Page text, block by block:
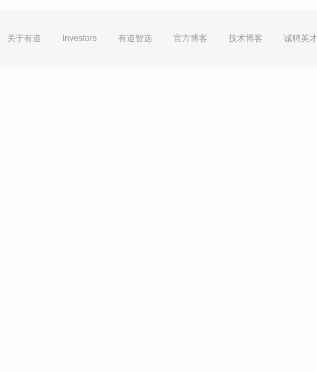
关于有道 Investors 有道智选 官方博客 技术博客 诚聘英才